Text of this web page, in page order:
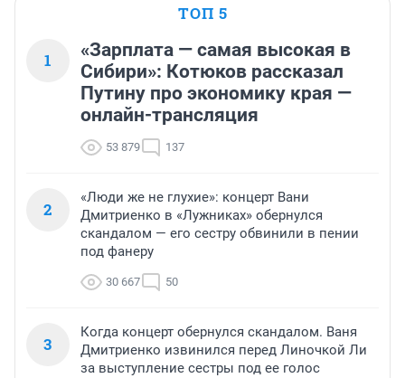
ТОП 5
1
«Зарплата — самая высокая в
Сибири»: Котюков рассказал
Путину про экономику края —
онлайн-трансляция
53 879 137
2
«Люди же не глухие»: концерт Вани
Дмитриенко в «Лужниках» обернулся
скандалом — его сестру обвинили в пении
под фанеру
30 667 50
3
Когда концерт обернулся скандалом. Ваня
Дмитриенко извинился перед Линочкой Ли
за выступление сестры под ее голос